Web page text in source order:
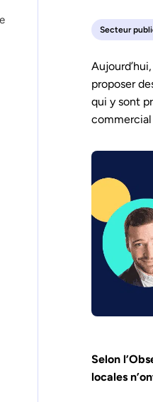
Secteur
proposer
qui y sont
Selon
locales